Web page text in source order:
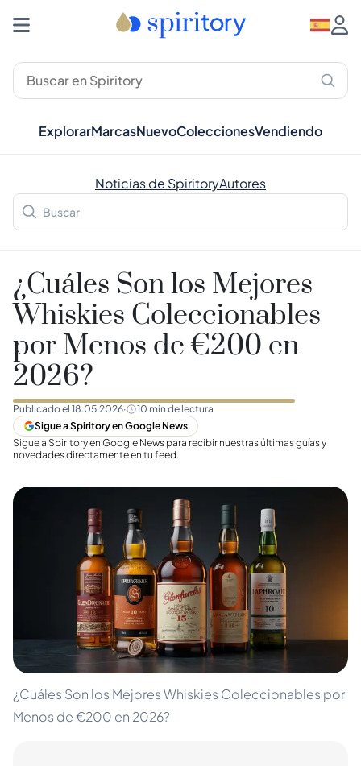
ExplorarMarcasNuevoColeccionesVendiendo
Noticias de SpiritoryAutores
¿Cuáles Son los Mejores
Whiskies Coleccionables
por Menos de €200 en
2026?
Publicado el 18.05.2026· 10 min de lectura
Sigue a Spiritory en Google News
Sigue a Spiritory en Google News para recibir nuestras últimas guías y
novedades directamente en tu feed.
¿Cuáles Son los Mejores Whiskies Coleccionables por
Menos de €200 en 2026?